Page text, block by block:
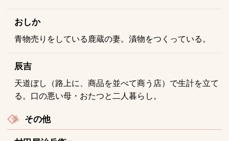
おしか
青物売りをしている鹿蔵の妻。漬物をつくっている。
辰吉
天道ぼし（路上に、商品を並べて商う店）で生計を立て
る。口の悪い母・おたつと二人暮らし。
その他